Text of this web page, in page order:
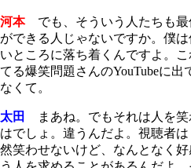
河本でも、そういう人たちも最
ができる人じゃないですか。僕
いところに落ち着くんですよ。
てる爆笑問題さんのYouTubeに
なくて。
太田
まあね。でもそれは人を笑
はでしょ。違うんだよ。視聴者
然笑わせないけど、なんとなく